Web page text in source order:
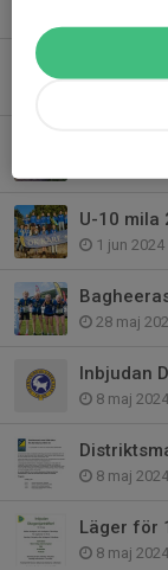
U-10 mila
1 jun 2024
28 maj
Inbjudan
8 maj 2024
8 maj 2024
Läger för
8 maj 2024